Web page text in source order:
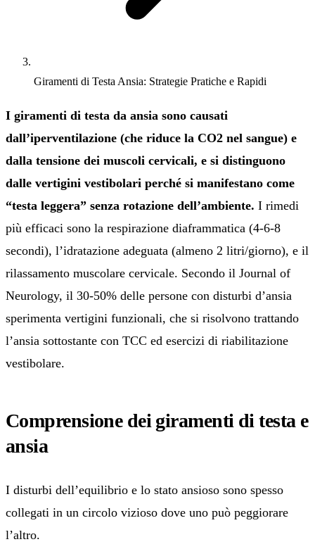
Giramenti di Testa Ansia: Strategie Pratiche e Rapidi
I giramenti di testa da ansia sono causati
dall’iperventilazione (che riduce la CO2 nel sangue) e
dalla tensione dei muscoli cervicali, e si distinguono
dalle vertigini vestibolari perché si manifestano come
“testa leggera” senza rotazione dell’ambiente. I rimedi
più efficaci sono la respirazione diaframmatica (4-6-8
secondi), l’idratazione adeguata (almeno 2 litri/giorno), e il
rilassamento muscolare cervicale. Secondo il Journal of
Neurology, il 30-50% delle persone con disturbi d’ansia
sperimenta vertigini funzionali, che si risolvono trattando
l’ansia sottostante con TCC ed esercizi di riabilitazione
vestibolare.
Comprensione dei giramenti di testa e
ansia
I disturbi dell’equilibrio e lo stato ansioso sono spesso
collegati in un circolo vizioso dove uno può peggiorare
l’altro.